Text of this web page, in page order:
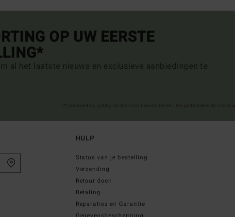
OP UW EERSTE
al het laatste nieuws en exclusieve aanbiedingen te
HULP
Status van je bestelling
Verzending
Retour doen
Betaling
Reparaties en Garantie